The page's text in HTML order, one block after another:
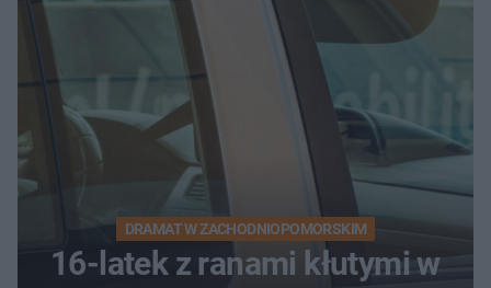
DRAMAT W ZACHODNIOPOMORSKIM
16-latek z ranami kłutymi w